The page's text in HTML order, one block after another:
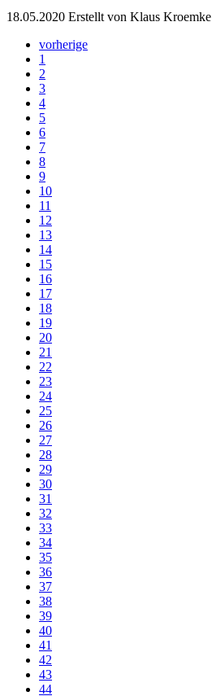
18.05.2020 Erstellt von Klaus Kroemke
vorherige
1
2
3
4
5
6
7
8
9
10
11
12
13
14
15
16
17
18
19
20
21
22
23
24
25
26
27
28
29
30
31
32
33
34
35
36
37
38
39
40
41
42
43
44